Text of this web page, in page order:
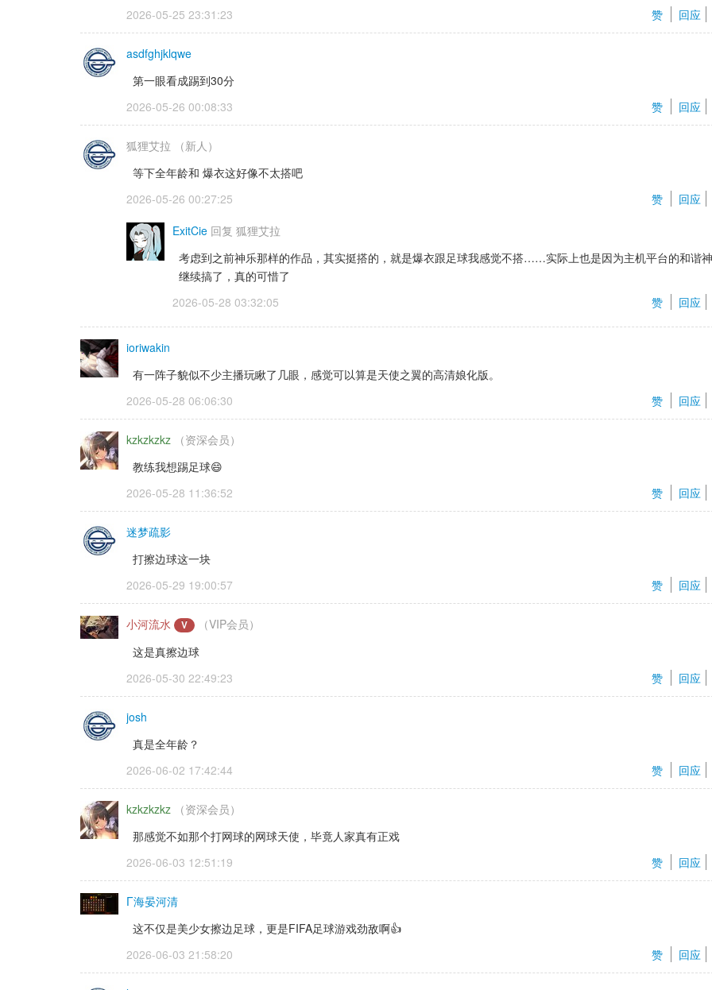
2026-05-25 23:31:23
赞 回应
asdfghjklqwe
第一眼看成踢到30分
2026-05-26 00:08:33
赞 回应
狐狸艾拉
（新人）
等下全年龄和 爆衣这好像不太搭吧
2026-05-26 00:27:25
赞 回应
ExitCie 回复 狐狸艾拉
考虑到之前神乐那样的作品，其实挺搭的，就是爆衣跟足球我感觉不搭……实际上也是因为主机平台的和谐
继续搞了，真的可惜了
2026-05-28 03:32:05
赞 回应
ioriwakin
有一阵子貌似不少主播玩瞅了几眼，感觉可以算是天使之翼的高清娘化版。
2026-05-28 06:06:30
赞 回应
kzkzkzkz
（资深会员）
教练我想踢足球😄
2026-05-28 11:36:52
赞 回应
迷梦疏影
打擦边球这一块
2026-05-29 19:00:57
赞 回应
小河流水 V
（VIP会员）
这是真擦边球
2026-05-30 22:49:23
赞 回应
josh
真是全年龄？
2026-06-02 17:42:44
赞 回应
kzkzkzkz
（资深会员）
那感觉不如那个打网球的网球天使，毕竟人家真有正戏
2026-06-03 12:51:19
赞 回应
Γ海晏河清
这不仅是美少女擦边足球，更是FIFA足球游戏劲敌啊👍
2026-06-03 21:58:20
赞 回应